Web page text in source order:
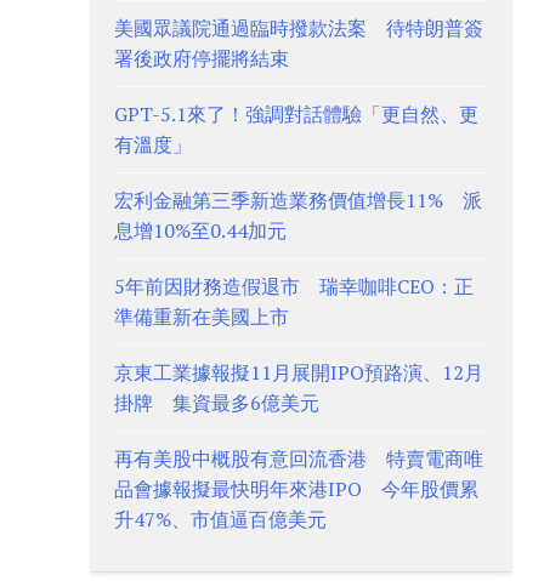
美國眾議院通過臨時撥款法案 待特朗普簽
署後政府停擺將結束
GPT-5.1來了！強調對話體驗「更自然、更
有溫度」
宏利金融第三季新造業務價值增長11% 派
息增10%至0.44加元
5年前因財務造假退市 瑞幸咖啡CEO：正
準備重新在美國上市
京東工業據報擬11月展開IPO預路演、12月
掛牌 集資最多6億美元
再有美股中概股有意回流香港 特賣電商唯
品會據報擬最快明年來港IPO 今年股價累
升47%、市值逼百億美元